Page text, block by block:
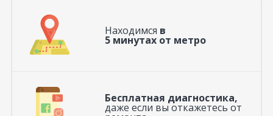
Находимся в
5 минутах от метро
Бесплатная диагностика,
даже если вы откажетесь от